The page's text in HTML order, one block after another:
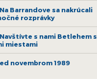
Barrandove sa nakrúcali
rozprávky
Navštívte s nami Betlehem s
miestami
novembrom 1989